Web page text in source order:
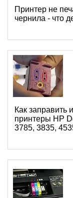
Принтер не
чернила - что
Как заправить
принтеры HP
3785, 3835,